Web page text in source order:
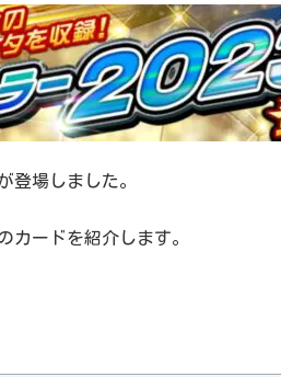
登場しました。
カードを紹介します。